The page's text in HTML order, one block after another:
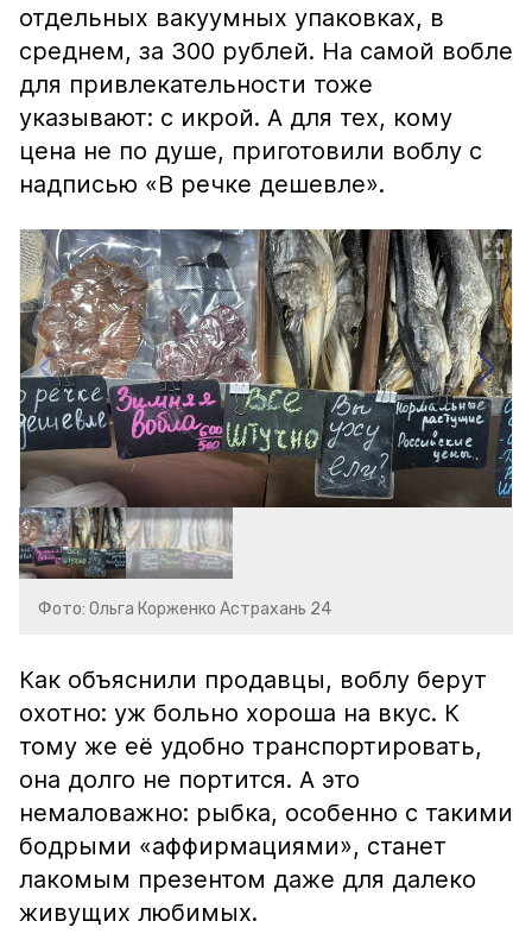
отдельных вакуумных упаковках, в
среднем, за 300 рублей. На самой вобле
для привлекательности тоже
указывают: с икрой. А для тех, кому
цена не по душе, приготовили воблу с
надписью «В речке дешевле».
Фото: Ольга Корженко Астрахань 24
Как объяснили продавцы, воблу берут
охотно: уж больно хороша на вкус. К
тому же её удобно транспортировать,
она долго не портится. А это
немаловажно: рыбка, особенно с такими
бодрыми «аффирмациями», станет
лакомым презентом даже для далеко
живущих любимых.